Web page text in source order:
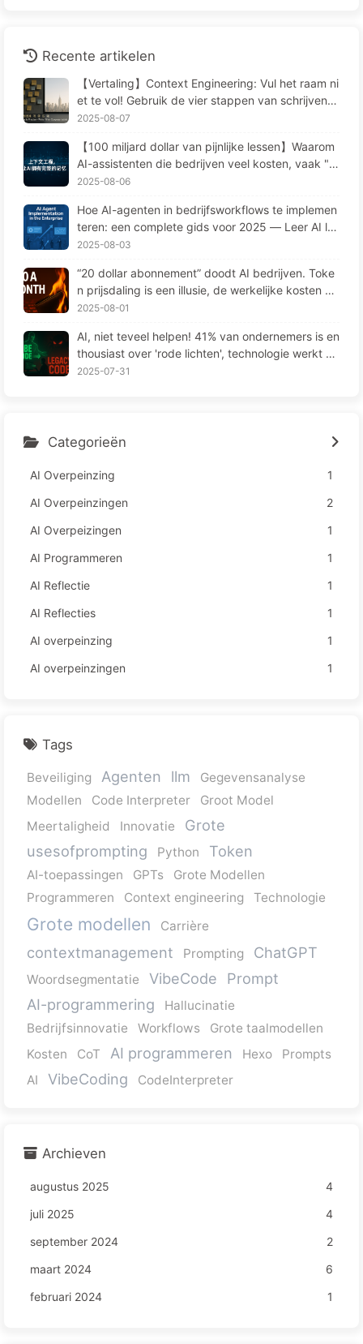
Recente artikelen
【Vertaling】Context Engineering: Vul het raam ni
et te vol! Gebruik de vier stappen van schrijven, f
ilteren, comprimeren en isoleren, houd ruis buiten
2025-08-07
【100 miljard dollar van pijnlijke lessen】Waarom
AI-assistenten die bedrijven veel kosten, vaak "v
ergeten" op cruciale momenten en concurrenten
m leren AI169
2025-08-06
Hoe AI-agenten in bedrijfsworkflows te implemen
teren: een complete gids voor 2025 — Leer AI la
ngzaamaan 166
2025-08-03
“20 dollar abonnement” doodt AI bedrijven. Toke
n prijsdaling is een illusie, de werkelijke kosten va
n AI zijn jouw hebzucht — Leer langzaam AI164
2025-08-01
AI, niet teveel helpen! 41% van ondernemers is en
thousiast over 'rode lichten', technologie werkt ni
et en medewerkers lijden meer – Leren over AI16
2025-07-31
Categorieën
AI Overpeinzing
1
AI Overpeinzingen
2
AI Overpeizingen
1
AI Programmeren
1
AI Reflectie
1
AI Reflecties
1
AI overpeinzing
1
AI overpeinzingen
1
Tags
Beveiliging Agenten llm
Gegevensanalyse
Modellen
Code Interpreter
Groot Model
Meertaligheid
Innovatie
Grote
usesofprompting
Python Token
AI-toepassingen GPTs
Grote Modellen
Programmeren
Context engineering Technologie
Grote modellen Carrière
contextmanagement Prompting ChatGPT
Woordsegmentatie VibeCode
Prompt
AI-programmering
Hallucinatie
Bedrijfsinnovatie
Workflows
Grote taalmodellen
Kosten
CoT AI programmeren Hexo
Prompts
AI
VibeCoding CodeInterpreter
Archieven
augustus 2025
4
juli 2025
4
september 2024
2
maart 2024
6
februari 2024
1